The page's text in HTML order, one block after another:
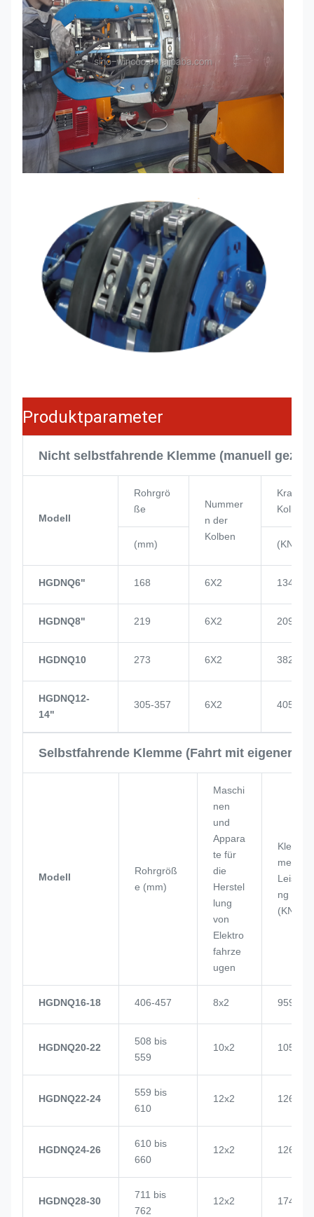
Produktparameter
Nicht selbstfahrende Klemme (manuell
Modell
Rohrgrö
ße
Nummer
n der
Kolben
Kraft
Kolben
(mm) (KN)
HGDNQ6" 168 6X2 134
HGDNQ8" 219 6X2 209
HGDNQ10 273 6X2 382
HGDNQ12-
14"
305-357 6X2 405
Selbstfahrende Klemme (Fahrt mit eigener
Modell
Rohrgröß
e (mm)
Maschi
nen
und
Appara
te für
die
Herstel
lung
von
Elektro
fahrze
ugen
Klem
men
Leistu
ng
(KN)
HGDNQ16-18 406-457 8x2 959
HGDNQ20-22
508 bis
559
10x2 1057
HGDNQ22-24
559 bis
610
12x2 1268
HGDNQ24-26
610 bis
660
12x2 1268
HGDNQ28-30
711 bis
762
12x2 1748